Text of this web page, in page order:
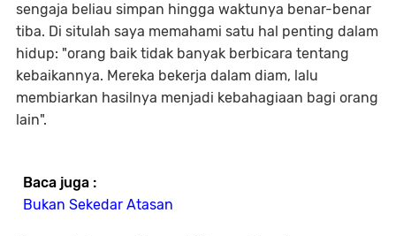
sengaja beliau simpan hingga waktunya benar-benar
tiba. Di situlah saya memahami satu hal penting dalam
hidup: "orang baik tidak banyak berbicara tentang
kebaikannya. Mereka bekerja dalam diam, lalu
membiarkan hasilnya menjadi kebahagiaan bagi orang
lain".
Baca juga :
Bukan Sekedar Atasan